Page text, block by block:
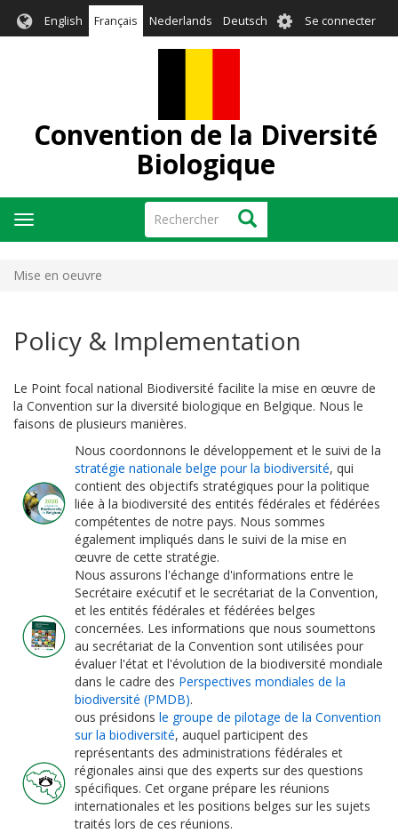
English Français Nederlands Deutsch User
account
Se connecter
Convention de la Diversité
Biologique
Rechercher Rechercher
Toggle
navigation
Mise en oeuvre
Policy & Implementation
Le Point focal national Biodiversité facilite la mise en œuvre de
la Convention sur la diversité biologique en Belgique. Nous le
faisons de plusieurs manières.
Nous coordonnons le développement et le suivi de la
stratégie nationale belge pour la biodiversité, qui
contient des objectifs stratégiques pour la politique
liée à la biodiversité des entités fédérales et fédérées
compétentes de notre pays. Nous sommes
également impliqués dans le suivi de la mise en
œuvre de cette stratégie.
Nous assurons l'échange d'informations entre le
Secrétaire exécutif et le secrétariat de la Convention,
et les entités fédérales et fédérées belges
concernées. Les informations que nous soumettons
au secrétariat de la Convention sont utilisées pour
évaluer l'état et l'évolution de la biodiversité mondiale
dans le cadre des Perspectives mondiales de la
biodiversité (PMDB).
ous présidons le groupe de pilotage de la Convention
sur la biodiversité, auquel participent des
représentants des administrations fédérales et
régionales ainsi que des experts sur des questions
spécifiques. Cet organe prépare les réunions
internationales et les positions belges sur les sujets
traités lors de ces réunions.